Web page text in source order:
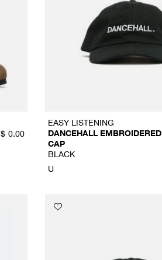
$ 0.00
EASY LISTENING
DANCEHALL EMBROIDERED
CAP
BLACK
U